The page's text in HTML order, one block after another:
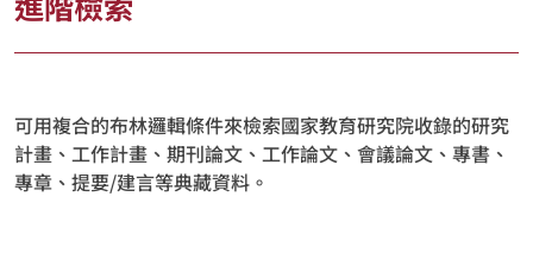
可用複合的布林邏輯條件來檢索國家教育研究院收錄的研究
計畫、工作計畫、期刊論文、工作論文、會議論文、專書、
專章、提要/建言等典藏資料。